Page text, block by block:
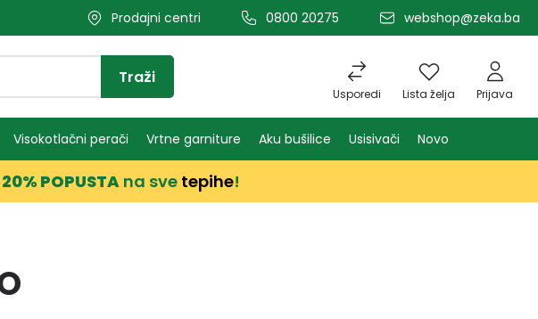
Prodajni centri 0800 20275 webshop@zeka.ba
Usporedi Lista želja Prijava
Traži
Visokotlačni perači Vrtne garniture Aku bušilice Usisivači Novo
20% POPUSTA na sve tepihe!